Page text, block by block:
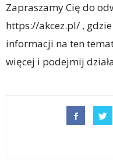
Zapraszamy Cię do
https://akcez.pl/ ,
informacji na ten
więcej i podejmij